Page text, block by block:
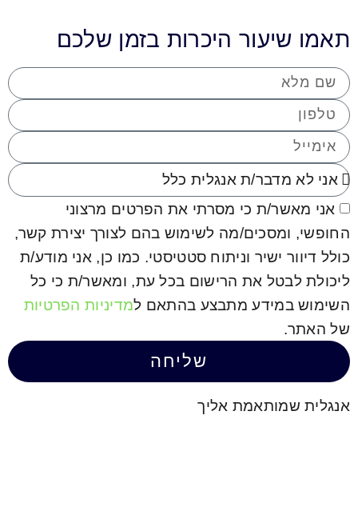
היכרות בזמן שלכם
ת כי מסרתי את הפרטים מרצוני
מה לשימוש בהם לצורך יצירת קשר,
וניתוח סטטיסטי. כמו כן, אני מודע/ת
את הרישום בכל עת, ומאשר/ת כי כל
מתבצע בהתאם למדיניות הפרטיות
אליך